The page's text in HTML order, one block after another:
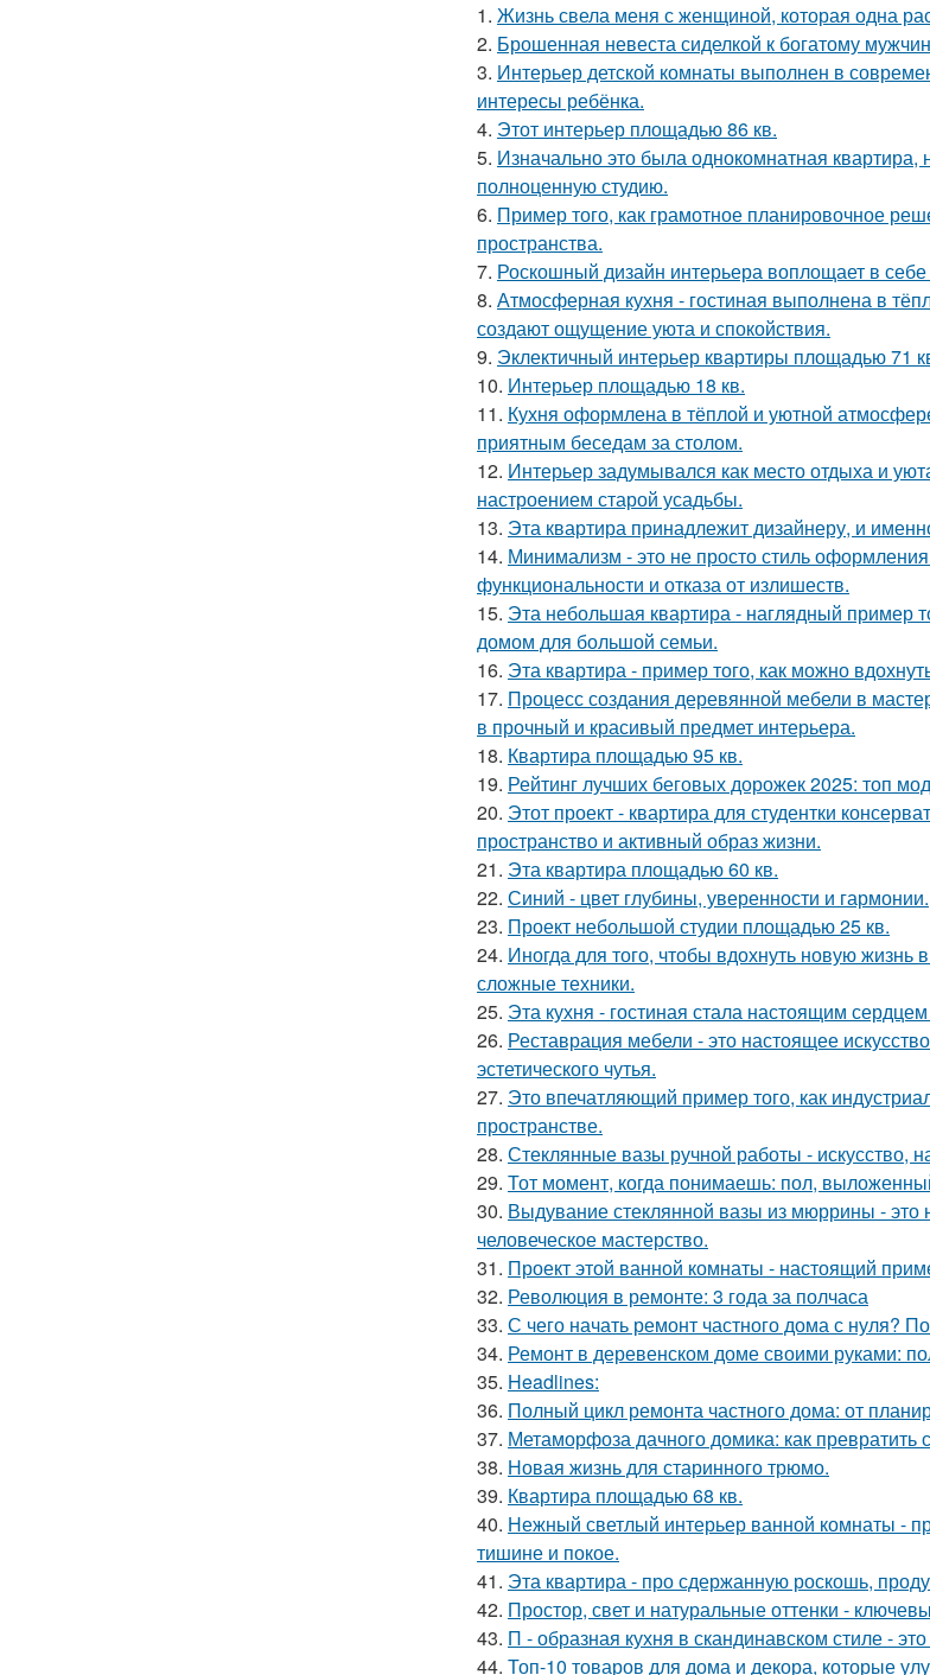
1. Жизнь свела меня с женщиной, которая одна
2. Брошенная невеста сиделкой к богатому
3. Интерьер детской комнаты выполнен в
интересы ребёнка.
4. Этот интерьер площадью 86 кв.
5. Изначально это была однокомнатная
полноценную студию.
6. Пример того, как грамотное планировочное
пространства.
7. Роскошный дизайн интерьера воплощает в
8. Атмосферная кухня - гостиная выполнена в
создают ощущение уюта и спокойствия.
9. Эклектичный интерьер квартиры площадью 71
10. Интерьер площадью 18 кв.
11. Кухня оформлена в тёплой и уютной
приятным беседам за столом.
12. Интерьер задумывался как место отдыха и
настроением старой усадьбы.
13. Эта квартира принадлежит дизайнеру, и
14. Минимализм - это не просто стиль
функциональности и отказа от излишеств.
15. Эта небольшая квартира - наглядный пример
домом для большой семьи.
16. Эта квартира - пример того, как можно
17. Процесс создания деревянной мебели в
в прочный и красивый предмет интерьера.
18. Квартира площадью 95 кв.
19. Рейтинг лучших беговых дорожек 2025: топ
20. Этот проект - квартира для студентки
пространство и активный образ жизни.
21. Эта квартира площадью 60 кв.
22. Синий - цвет глубины, уверенности и гармонии.
23. Проект небольшой студии площадью 25 кв.
24. Иногда для того, чтобы вдохнуть новую
сложные техники.
25. Эта кухня - гостиная стала настоящим
26. Реставрация мебели - это настоящее
эстетического чутья.
27. Это впечатляющий пример того, как
пространстве.
28. Стеклянные вазы ручной работы - искусство,
29. Тот момент, когда понимаешь: пол,
30. Выдувание стеклянной вазы из мюррины - это
человеческое мастерство.
31. Проект этой ванной комнаты - настоящий
32. Революция в ремонте: 3 года за полчаса
33. С чего начать ремонт частного дома с нуля?
34. Ремонт в деревенском доме своими руками:
35. Headlines:
36. Полный цикл ремонта частного дома: от
37. Метаморфоза дачного домика: как превратить
38. Новая жизнь для старинного трюмо.
39. Квартира площадью 68 кв.
40. Нежный светлый интерьер ванной комнаты -
тишине и покое.
41. Эта квартира - про сдержанную роскошь,
42. Простор, свет и натуральные оттенки -
43. П - образная кухня в скандинавском стиле -
44. Топ-10 товаров для дома и декора, которые